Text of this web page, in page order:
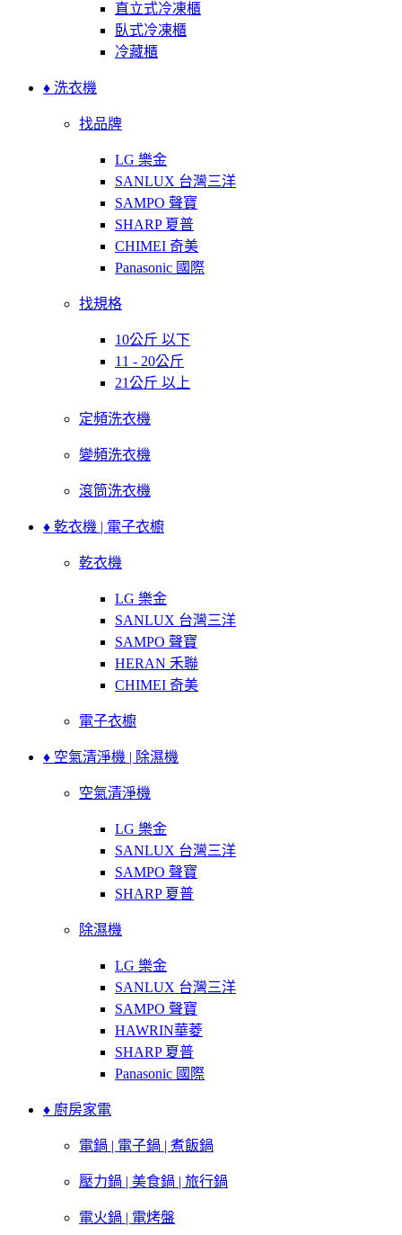
直立式冷凍櫃
臥式冷凍櫃
冷藏櫃
♦ 洗衣機
找品牌
LG 樂金
SANLUX 台灣三洋
SAMPO 聲寶
SHARP 夏普
CHIMEI 奇美
Panasonic 國際
找規格
10公斤 以下
11 - 20公斤
21公斤 以上
定頻洗衣機
變頻洗衣機
滾筒洗衣機
♦ 乾衣機 | 電子衣櫥
乾衣機
LG 樂金
SANLUX 台灣三洋
SAMPO 聲寶
HERAN 禾聯
CHIMEI 奇美
電子衣櫥
♦ 空氣清淨機 | 除濕機
空氣清淨機
LG 樂金
SANLUX 台灣三洋
SAMPO 聲寶
SHARP 夏普
除濕機
LG 樂金
SANLUX 台灣三洋
SAMPO 聲寶
HAWRIN華菱
SHARP 夏普
Panasonic 國際
♦ 廚房家電
電鍋 | 電子鍋 | 煮飯鍋
壓力鍋 | 美食鍋 | 旅行鍋
電火鍋 | 電烤盤